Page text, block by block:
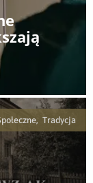
Tradycja